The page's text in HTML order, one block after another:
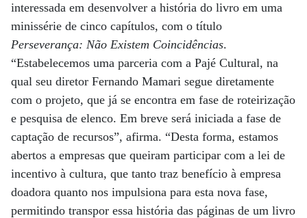
interessada em desenvolver a história do livro em uma
minissérie de cinco capítulos, com o título
Perseverança: Não Existem Coincidências.
“Estabelecemos uma parceria com a Pajé Cultural, na
qual seu diretor Fernando Mamari segue diretamente
com o projeto, que já se encontra em fase de roteirização
e pesquisa de elenco. Em breve será iniciada a fase de
captação de recursos”, afirma. “Desta forma, estamos
abertos a empresas que queiram participar com a lei de
incentivo à cultura, que tanto traz benefício à empresa
doadora quanto nos impulsiona para esta nova fase,
permitindo transpor essa história das páginas de um livro